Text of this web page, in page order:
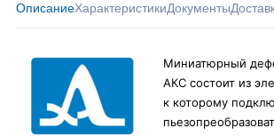
ОписаниеХарактеристикиДокументы
Миниатюрный
АКС состоит из
к которому